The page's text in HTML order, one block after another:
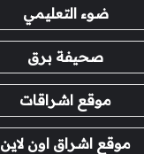
ضوء التعليمي
صحيفة برق
موقع اشراقات
موقع اشراق اون لاين